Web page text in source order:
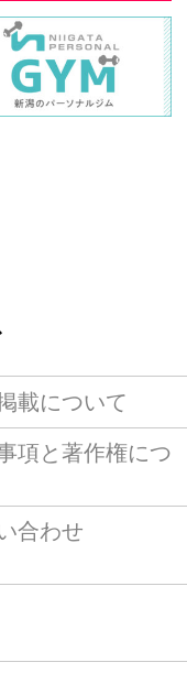
載について
項と著作権につ
合わせ